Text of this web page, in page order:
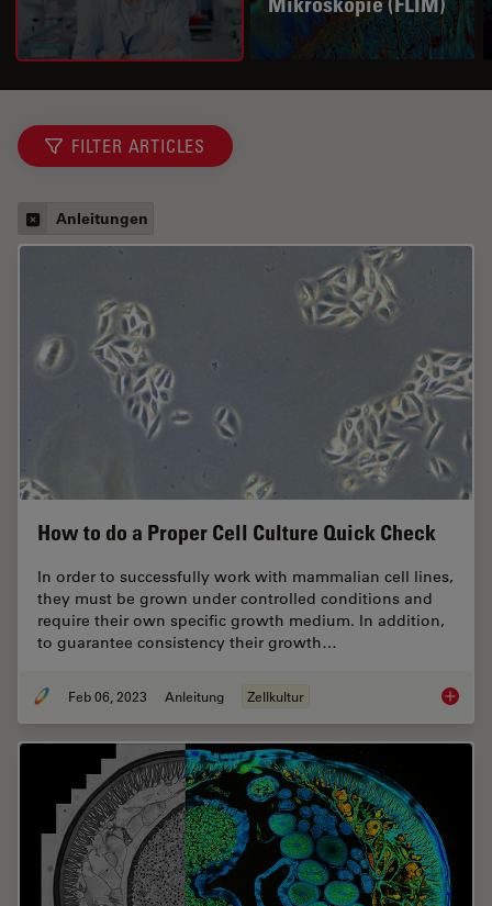
FILTER ARTICLES
Anleitungen
How to do a Proper Cell Culture Quick Check
In order to successfully work with mammalian cell lines,
they must be grown under controlled conditions and
require their own specific growth medium. In addition,
to guarantee consistency their growth…
Feb 06, 2023 Anleitung Zellkultur How to